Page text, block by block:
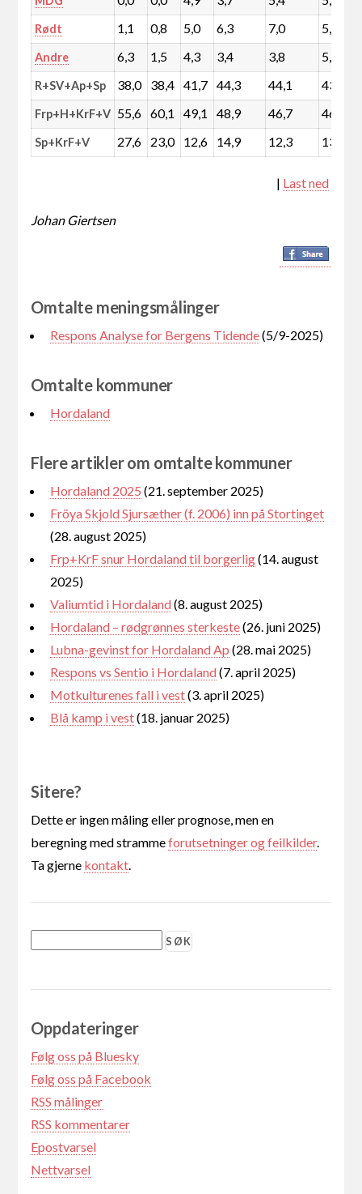
Rødt 1,1 0,8 5,0 6,3 7,0 5,4
Andre 6,3 1,5 4,3 3,4 3,8 5,8
R+SV+Ap+Sp 38,0 38,4 41,7 44,3 44,1 43,3
Frp+H+KrF+V 55,6 60,1 49,1 48,9 46,7 46,8
Sp+KrF+V 27,6 23,0 12,6 14,9 12,3 13,6
| Last ned
Johan Giertsen
Omtalte meningsmålinger
Respons Analyse for Bergens Tidende(5/9-2025)
Omtalte kommuner
Hordaland
Flere artikler om omtalte kommuner
Hordaland 2025 (21. september 2025)
Fröya Skjold Sjursæther (f. 2006) inn på Stortinget
(28. august 2025)
Frp+KrF snur Hordaland til borgerlig(14. august
2025)
Valiumtid i Hordaland(8. august 2025)
Hordaland – rødgrønnes sterkeste(26. juni 2025)
Lubna-gevinst for Hordaland Ap (28. mai 2025)
Respons vs Sentio i Hordaland(7. april 2025)
Motkulturenes fall i vest(3. april 2025)
Blå kamp i vest(18. januar 2025)
Sitere?
Dette er ingen måling eller prognose, men en
beregning med strammeforutsetninger og feilkilder.
Ta gjerne kontakt.
Oppdateringer
Følg oss på Bluesky
Følg oss på Facebook
RSS målinger
RSS kommentarer
Epostvarsel
Nettvarsel